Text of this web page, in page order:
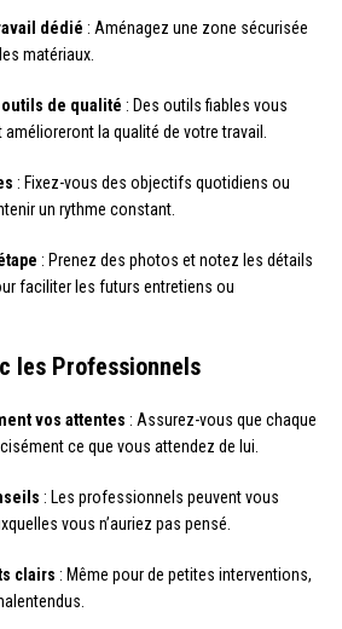
dédié : Aménagez une zone sécurisée
matériaux.
de qualité : Des outils fiables vous
la qualité de votre travail.
: Fixez-vous des objectifs quotidiens ou
un rythme constant.
: Prenez des photos et notez les détails
faciliter les futurs entretiens ou
les Professionnels
vos attentes : Assurez-vous que chaque
ce que vous attendez de lui.
: Les professionnels peuvent vous
vous n’auriez pas pensé.
clairs : Même pour de petites interventions,